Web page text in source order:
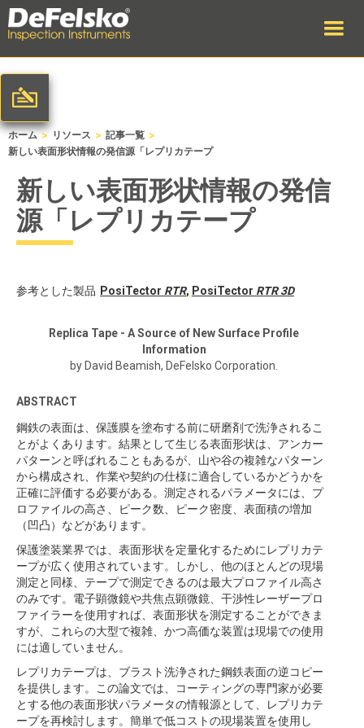
ホーム > リソース > 記事一覧 >
新しい表面形状情報の発信源「レプリカテープ
新しい表面形状情報の発信
源「レプリカテープ
参考とした製品 PosiTector RTR, PosiTector RTR 3D
Replica Tape - A Source of New Surface Profile
Information
by David Beamish, DeFelsko Corporation.
ABSTRACT
鋼鉄の表面は、保護膜を塗布する前に研磨剤で洗浄されるこ
とがよくあります。結果として生じる表面形状は、アンカー
パターンと呼ばれることもあるが、山や谷の複雑なパターン
から構成され、作業や契約の仕様に適合しているかどうかを
正確に評価する必要がある。測定されるパラメータには、プ
ロファイルの高さ、ピーク数、ピーク密度、表面積の増加
（凹凸）などがあります。
保護塗装業界では、表面形状を定量化するためにレプリカテ
ープが広く使用されています。しかし、他のほとんどの現場
測定と同様、テープで測定できるのは最大プロファイル高さ
のみです。電子顕微鏡や共焦点顕微鏡、干渉性レーザープロ
ファイラーを使用すれば、表面形状を測定することができま
すが、これらの大型で複雑、かつ高価な装置は現場での使用
には適していません。
レプリカテープは、ブラスト洗浄された鋼鉄表面の逆コピー
を提供します。この論文では、コーティングの専門家が必要
とする他の表面形状パラメータの情報源として、レプリカテ
ープを再検討します。簡単で低コストの現場装置を使用し